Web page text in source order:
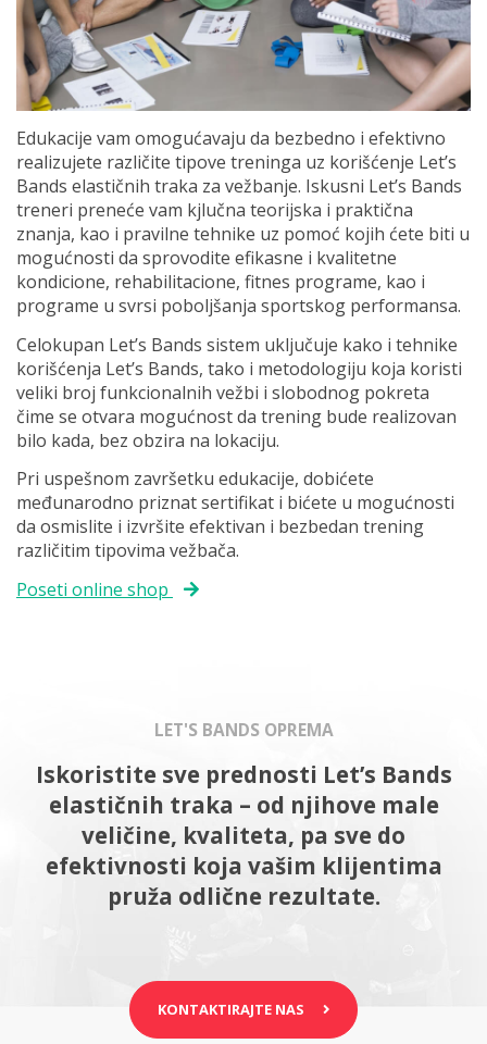
Edukacije vam omogućavaju da bezbedno i efektivno
realizujete različite tipove treninga uz korišćenje Let’s
Bands elastičnih traka za vežbanje. Iskusni Let’s Bands
treneri preneće vam kjlučna teorijska i praktična
znanja, kao i pravilne tehnike uz pomoć kojih ćete biti u
mogućnosti da sprovodite efikasne i kvalitetne
kondicione, rehabilitacione, fitnes programe, kao i
programe u svrsi poboljšanja sportskog performansa.
Celokupan Let’s Bands sistem uključuje kako i tehnike
korišćenja Let’s Bands, tako i metodologiju koja koristi
veliki broj funkcionalnih vežbi i slobodnog pokreta
čime se otvara mogućnost da trening bude realizovan
bilo kada, bez obzira na lokaciju.
Pri uspešnom završetku edukacije, dobićete
međunarodno priznat sertifikat i bićete u mogućnosti
da osmislite i izvršite efektivan i bezbedan trening
različitim tipovima vežbača.
Poseti online shop
LET'S BANDS OPREMA
Iskoristite sve prednosti Let’s Bands
elastičnih traka – od njihove male
veličine, kvaliteta, pa sve do
efektivnosti koja vašim klijentima
pruža odlične rezultate.
KONTAKTIRAJTE NAS